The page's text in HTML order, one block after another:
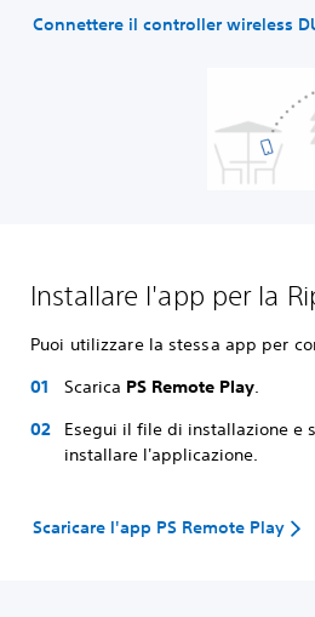
Connettere il controller wireless
Installare l'app per la
Puoi utilizzare la stessa app per
Scarica PS Remote Play.
Esegui il file di installazione e
installare l'applicazione.
Scaricare l'app PS Remote Play